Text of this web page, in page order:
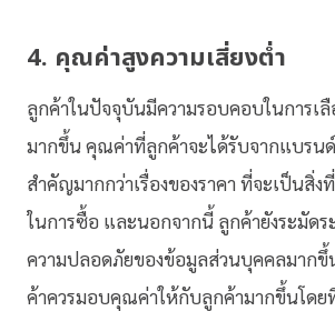
4. คุณค่าสูงความเสี่ยงต่ำ
ลูกค้าในปัจจุบันมีความรอบคอบในการเ
มากขึ้น คุณค่าที่ลูกค้าจะได้รับจากแบรนด์
สำคัญมากกว่าเรื่องของราคา ที่จะเป็นสิ่ง
ในการซื้อ และนอกจากนี้ ลูกค้ายังระมัดระ
ความปลอดภัยของข้อมูลส่วนบุคคลมากขึ้
ค้าควรมอบคุณค่าให้กับลูกค้ามากขึ้นโดย